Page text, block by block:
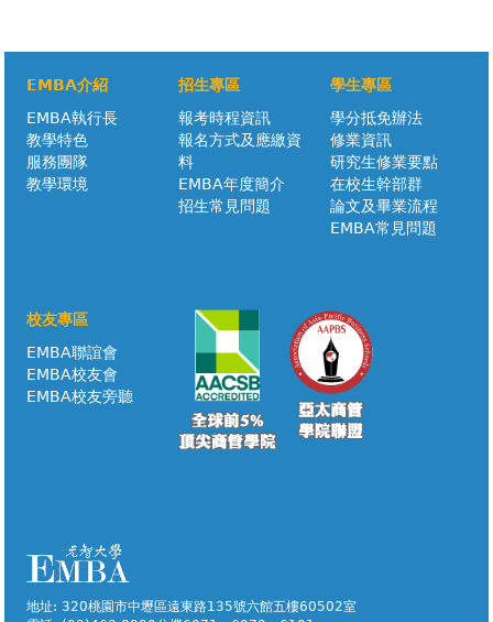
地址: 320桃園市中壢區遠東路135號六館五樓60502室
EMBA介紹
EMBA執行長
教學特色
服務團隊
教學環境
招生專區
報考時程資訊
報名方式及應繳資
料
EMBA年度簡介
招生常見問題
學生專區
學分抵免辦法
修業資訊
研究生修業要點
在校生幹部群
論文及畢業流程
EMBA常見問題
校友專區
EMBA聯誼會
EMBA校友會
EMBA校友旁聽